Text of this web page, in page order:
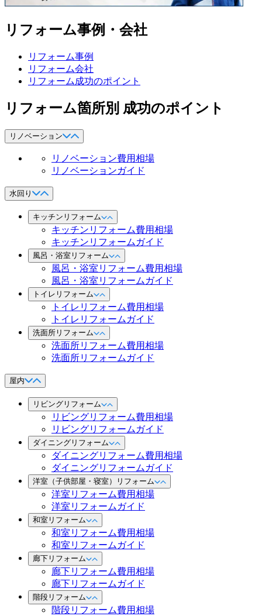
リフォーム事例・会社
リフォーム事例
リフォーム会社
リフォーム成功のポイント
リフォーム箇所別 成功のポイント
リノベーション
リノベーション費用相場
リノベーションガイド
水回り
キッチンリフォーム
キッチンリフォーム費用相場
キッチンリフォームガイド
風呂・浴室リフォーム
風呂・浴室リフォーム費用相場
風呂・浴室リフォームガイド
トイレリフォーム
トイレリフォーム費用相場
トイレリフォームガイド
洗面所リフォーム
洗面所リフォーム費用相場
洗面所リフォームガイド
屋内
リビングリフォーム
リビングリフォーム費用相場
リビングリフォームガイド
ダイニングリフォーム
ダイニングリフォーム費用相場
ダイニングリフォームガイド
洋室（子供部屋・寝室）リフォーム
洋室リフォーム費用相場
洋室リフォームガイド
和室リフォーム
和室リフォーム費用相場
和室リフォームガイド
廊下リフォーム
廊下リフォーム費用相場
廊下リフォームガイド
階段リフォーム
階段リフォーム費用相場